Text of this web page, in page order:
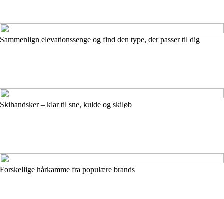
Sammenlign elevationssenge og find den type, der passer til dig
Skihandsker – klar til sne, kulde og skiløb
Forskellige hårkamme fra populære brands